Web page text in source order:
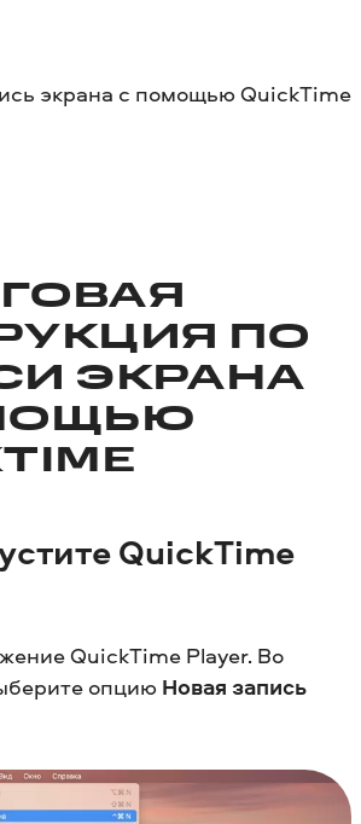
экрана с помощью QuickTime
ПО
ЭКРАНА
QuickTime
QuickTime Player. Во
опцию Новая запись